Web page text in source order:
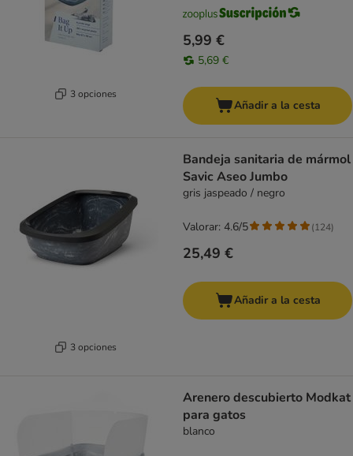
3 opciones
5,99 €
5,69 €
Añadir a la cesta
3 opciones
Bandeja sanitaria de mármol
Savic Aseo Jumbo
gris jaspeado / negro
25,49 €
Valorar: 4.6/5 (124)
Añadir a la cesta
Arenero descubierto Modkat
para gatos
blanco